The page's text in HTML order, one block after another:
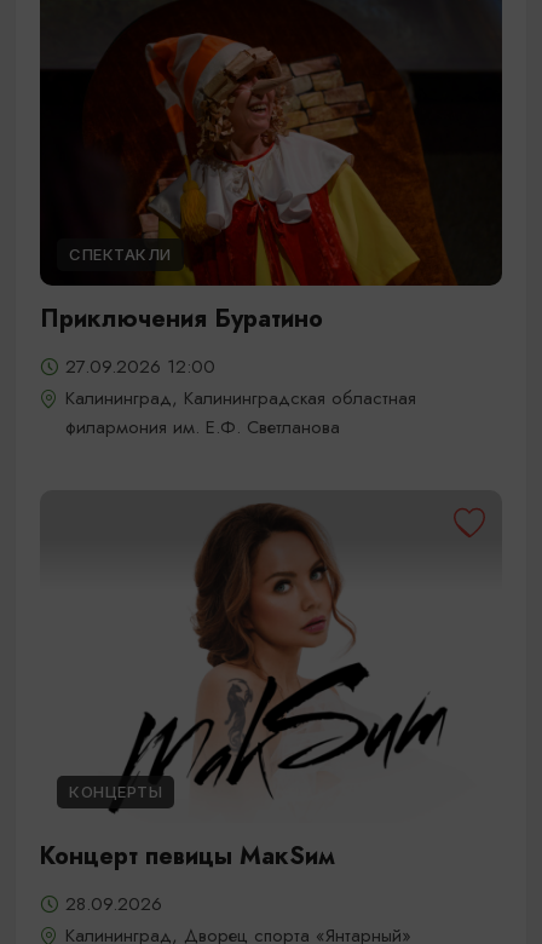
СПЕКТАКЛИ
Приключения Буратино
27.09.2026 12:00
Калининград, Калининградская областная
филармония им. Е.Ф. Светланова
КОНЦЕРТЫ
Концерт певицы МакSим
28.09.2026
Калининград, Дворец спорта «Янтарный»